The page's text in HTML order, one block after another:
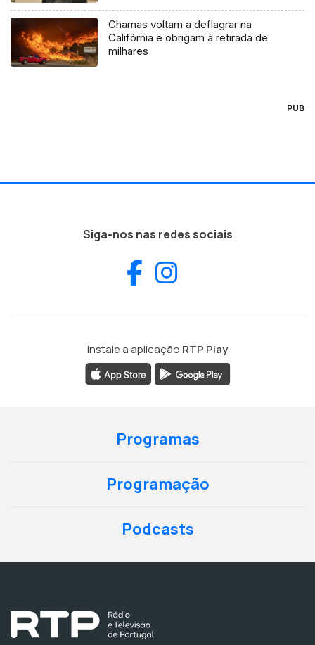
Chamas voltam a deflagrar na
Califórnia e obrigam à retirada de
milhares
PUB
Siga-nos nas redes sociais
Facebook
Instale a aplicação RTP Play
Programas
Programação
Podcasts